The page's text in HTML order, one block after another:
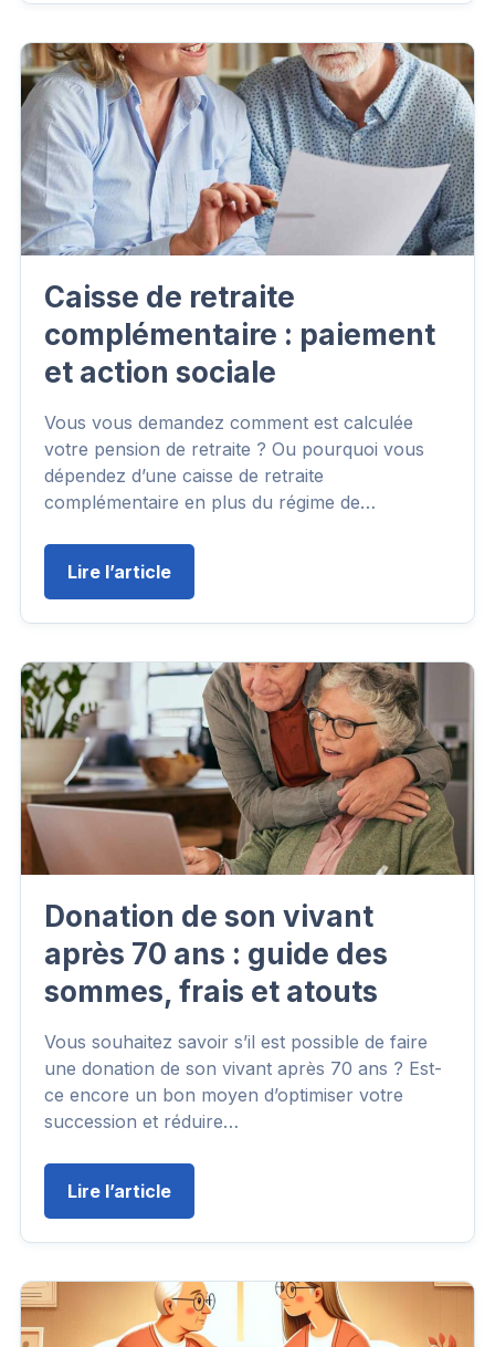
Caisse de retraite
complémentaire : paiement
et action sociale
Vous vous demandez comment est calculée
votre pension de retraite ? Ou pourquoi vous
dépendez d’une caisse de retraite
complémentaire en plus du régime de…
Lire l’article
Donation de son vivant
après 70 ans : guide des
sommes, frais et atouts
Vous souhaitez savoir s’il est possible de faire
une donation de son vivant après 70 ans ? Est-
ce encore un bon moyen d’optimiser votre
succession et réduire…
Lire l’article